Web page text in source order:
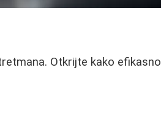
Otkrijte kako efikasno